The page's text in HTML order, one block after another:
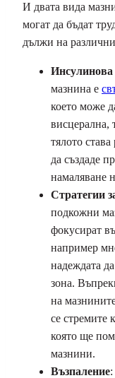
И двата вида
могат да бъдат
дължи на
Инсулинова
мазнина е
което може
висцерална,
тялото
да създаде
намаляване
Стратегии
подкожни
фокусират
например
надеждата
зона.
на
се стремите
която ще
мазнини.
Възпаление